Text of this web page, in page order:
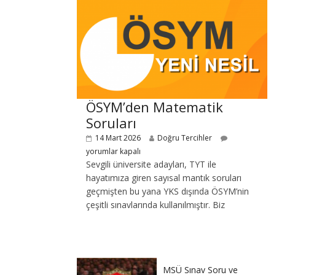
ÖSYM’den Matematik
Soruları
14 Mart 2026
Doğru Tercihler
yorumlar kapalı
Sevgili üniversite adayları, TYT ile
hayatımıza giren sayısal mantık soruları
geçmişten bu yana YKS dışında ÖSYM’nin
çeşitli sınavlarında kullanılmıştır. Biz
MSÜ Sınav Soru ve